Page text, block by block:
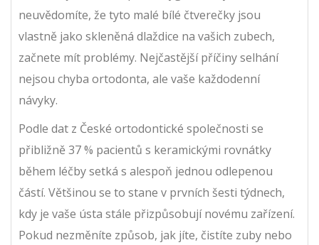
neuvědomíte, že tyto malé bílé čtverečky jsou
vlastně jako skleněná dlaždice na vašich zubech,
začnete mít problémy. Nejčastější příčiny selhání
nejsou chyba ortodonta, ale vaše každodenní
návyky.
Podle dat z České ortodontické společnosti se
přibližně 37 % pacientů s keramickými rovnátky
během léčby setká s alespoň jednou odlepenou
částí. Většinou se to stane v prvních šesti týdnech,
kdy je vaše ústa stále přizpůsobují novému zařízení.
Pokud nezměníte způsob, jak jíte, čistíte zuby nebo